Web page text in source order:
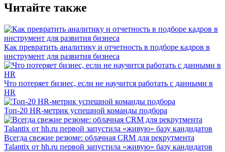
Читайте также
Как превратить аналитику и отчетность в подборе кадров в
инструмент для развития бизнеса
Что потеряет бизнес, если не научится работать с данными в
HR
Топ-20 HR-метрик успешной команды подбора
Всегда свежие резюме: облачная CRM для рекрутмента
Talantix от hh.ru первой запустила «живую» базу кандидатов